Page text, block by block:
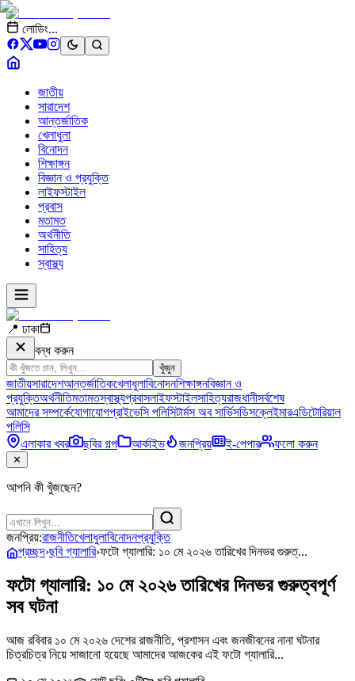
লোডিং...
জাতীয়
সারাদেশ
আন্তর্জাতিক
খেলাধুলা
বিনোদন
শিক্ষাঙ্গন
বিজ্ঞান ও প্রযুক্তি
লাইফস্টাইল
প্রবাস
মতামত
অর্থনীতি
সাহিত্য
স্বাস্থ্য
📍 ঢাকা
বন্ধ করুন
খুঁজুন
জাতীয়সারাদেশআন্তর্জাতিকখেলাধুলাবিনোদনশিক্ষাঙ্গনবিজ্ঞান ও
প্রযুক্তিঅর্থনীতিমতামতস্বাস্থ্যপ্রবাসলাইফস্টাইলসাহিত্যরাজধানীসর্বশেষ
আমাদের সম্পর্কেযোগাযোগপ্রাইভেসি পলিসিটার্মস অব সার্ভিসডিসক্লেইমারএডিটোরিয়াল
পলিসি
এলাকার খবর
ছবির গল্প আর্কাইভ জনপ্রিয় ই-পেপার ফলো করুন
✕
আপনি কী খুঁজছেন?
জনপ্রিয়:রাজনীতিখেলাধুলাবিনোদনপ্রযুক্তি
প্রচ্ছদ›ছবি গ্যালারি›ফটো গ্যালারি: ১০ মে ২০২৬ তারিখের দিনভর গুরুত্...
ফটো গ্যালারি: ১০ মে ২০২৬ তারিখের দিনভর গুরুত্বপূর্ণ
সব ঘটনা
আজ রবিবার ১০ মে ২০২৬ দেশের রাজনীতি, প্রশাসন এবং জনজীবনের নানা ঘটনার
চিত্রচিত্র নিয়ে সাজানো হয়েছে আমাদের আজকের এই ফটো গ্যালারি...